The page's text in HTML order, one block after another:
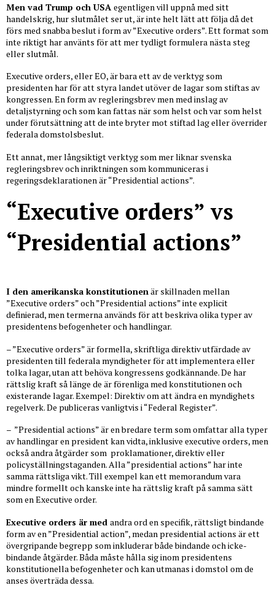
Men vad Trump och USAegentligen vill uppnå med sitt
handelskrig, hur slutmålet ser ut, är inte helt lätt att följa då det
förs med snabba beslut i form av ”Executive orders”. Ett format som
inte riktigt har använts för att mer tydligt formulera nästa steg
eller slutmål.
Executive orders, eller EO, är bara ett av de verktyg som
presidenten har för att styra landet utöver de lagar som stiftas av
kongressen. En form av regleringsbrev men med inslag av
detaljstyrning och som kan fattas när som helst och var som helst
under förutsättning att de inte bryter mot stiftad lag eller överrider
federala domstolsbeslut.
Ett annat, mer långsiktigt verktyg som mer liknar svenska
regleringsbrev och inriktningen som kommuniceras i
regeringsdeklarationen är “Presidential actions”.
“Executive orders” vs
“Presidential actions”
I den amerikanska konstitutionenär skillnaden mellan
”Executive orders” och ”Presidential actions” inte explicit
definierad, men termerna används för att beskriva olika typer av
presidentens befogenheter och handlingar.
– ”Executive orders” är formella, skriftliga direktiv utfärdade av
presidenten till federala myndigheter för att implementera eller
tolka lagar, utan att behöva kongressens godkännande. De har
rättslig kraft så länge de är förenliga med konstitutionen och
existerande lagar. Exempel: Direktiv om att ändra en myndighets
regelverk. De publiceras vanligtvis i “Federal Register”.
– ”Presidential actions” är en bredare term som omfattar alla typer
av handlingar en president kan vidta, inklusive executive orders, men
också andra åtgärder som proklamationer, direktiv eller
policyställningstaganden. Alla ”presidential actions” har inte
samma rättsliga vikt. Till exempel kan ett memorandum vara
mindre formellt och kanske inte ha rättslig kraft på samma sätt
som en Executive order.
Executive orders är med andra ord en specifik, rättsligt bindande
form av en ”Presidential action”, medan presidential actions är ett
övergripande begrepp som inkluderar både bindande och icke-
bindande åtgärder. Båda måste hålla sig inom presidentens
konstitutionella befogenheter och kan utmanas i domstol om de
anses överträda dessa.